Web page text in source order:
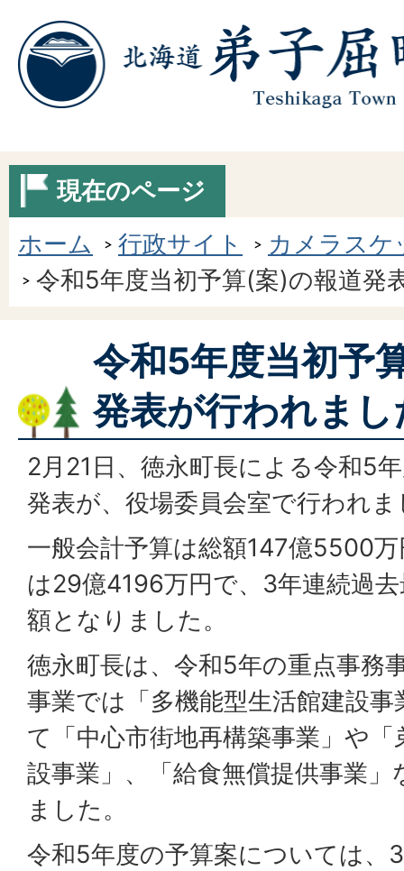
現在のページ
ホーム
行政サイト
カメラスケ
令和5年度当初予算(案)の報道発
令和5年度当初予
発表が行われまし
2月21日、徳永町長による令和5
発表が、役場委員会室で行われ
一般会計予算は総額147億5500
は29億4196万円で、3年連続過
額となりました。
徳永町長は、令和5年の重点事務
事業では「多機能型生活館建設
て「中心市街地再構築事業」や
設事業」、「給食無償提供事業
ました。
令和5年度の予算案については、